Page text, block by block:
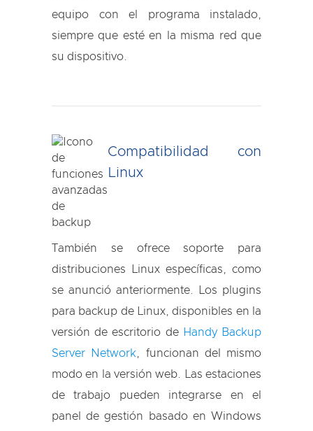
equipo con el programa instalado,
siempre que esté en la misma red que
su dispositivo.
Compatibilidad con
Linux
También se ofrece soporte para
distribuciones Linux específicas, como
se anunció anteriormente. Los plugins
para backup de Linux, disponibles en la
versión de escritorio de Handy Backup
Server Network , funcionan del mismo
modo en la versión web. Las estaciones
de trabajo pueden integrarse en el
panel de gestión basado en Windows